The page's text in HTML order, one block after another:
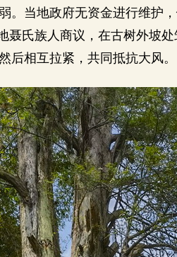
。当地政府无资金进行维护，
聂氏族人商议，在古树外坡
后相互拉紧，共同抵抗大风。